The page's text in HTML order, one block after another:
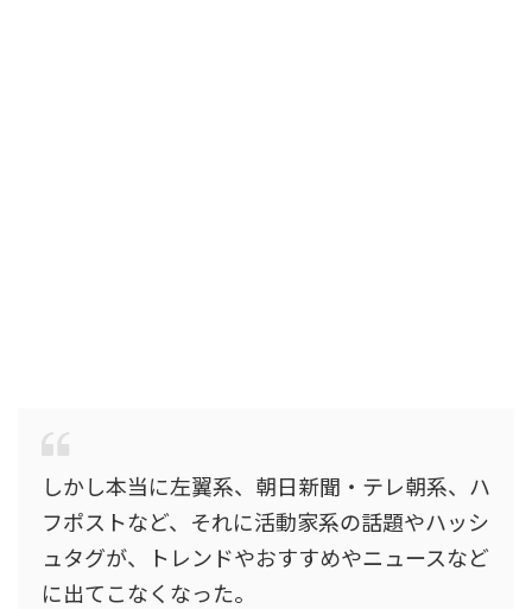
しかし本当に左翼系、朝日新聞・テレ朝系、ハ
フポストなど、それに活動家系の話題やハッシ
ュタグが、トレンドやおすすめやニュースなど
に出てこなくなった。